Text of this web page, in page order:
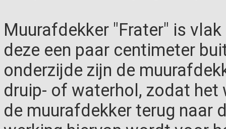
Muurafdekker "Frater" is
deze een paar centimeter
onderzijde zijn de
druip- of waterhol, zodat het
de muurafdekker terug naar